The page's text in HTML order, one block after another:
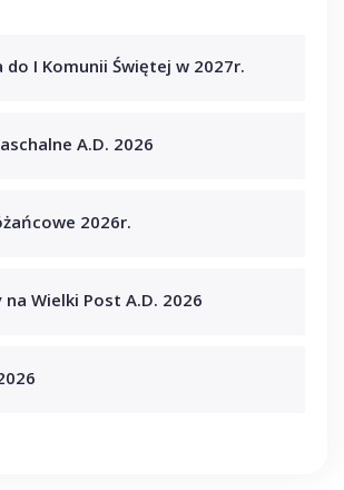
do I Komunii Świętej w 2027r.
A.D. 2026
2026r.
na Wielki Post A.D. 2026